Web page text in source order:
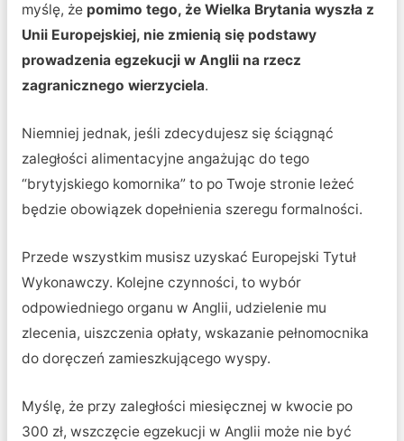
myślę, że pomimo tego, że Wielka Brytania wyszła z
Unii Europejskiej, nie zmienią się podstawy
prowadzenia egzekucji w Anglii na rzecz
zagranicznego wierzyciela.
Niemniej jednak, jeśli zdecydujesz się ściągnąć
zaległości alimentacyjne angażując do tego
“brytyjskiego komornika” to po Twoje stronie leżeć
będzie obowiązek dopełnienia szeregu formalności.
Przede wszystkim musisz uzyskać Europejski Tytuł
Wykonawczy. Kolejne czynności, to wybór
odpowiedniego organu w Anglii, udzielenie mu
zlecenia, uiszczenia opłaty, wskazanie pełnomocnika
do doręczeń zamieszkującego wyspy.
Myślę, że przy zaległości miesięcznej w kwocie po
300 zł, wszczęcie egzekucji w Anglii może nie być